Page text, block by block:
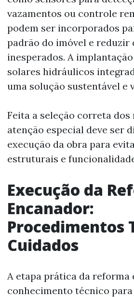
vazamentos ou controle
podem ser incorporados
padrão do imóvel e reduzir
inesperados. A
solares hidráulicos
uma solução sustentável e
Feita a seleção correta dos
atenção especial deve ser
execução da obra para
estruturais e
Execução da
Encanador:
Procedimentos
Cuidados
A etapa prática da reforma
conhecimento técnico para